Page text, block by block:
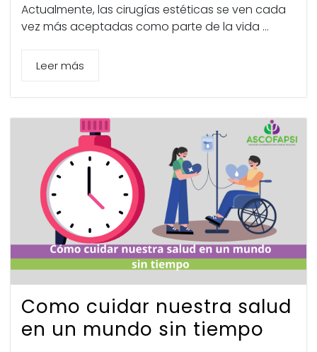
Actualmente, las cirugías estéticas se ven cada
vez más aceptadas como parte de la vida ...
Leer más
Como cuidar nuestra salud
en un mundo sin tiempo